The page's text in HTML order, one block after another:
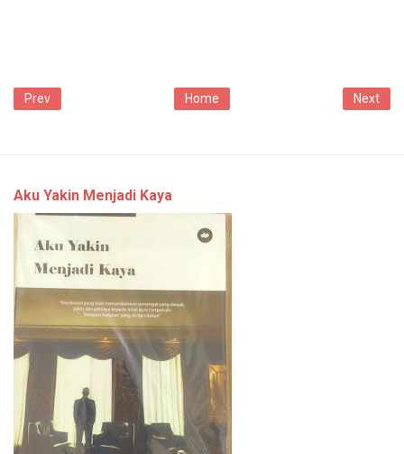
Prev Next
Home
Aku Yakin Menjadi Kaya